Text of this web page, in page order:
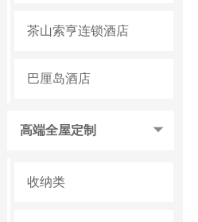
茶山索亨连锁酒店
巴厘岛酒店
高端全屋定制
收纳类